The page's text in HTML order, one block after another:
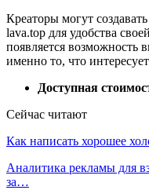
Креаторы могут
lava.top для удобства
появляется возможность
именно то, что
Доступная
Сейчас читают
Как написать хорошее
Аналитика рекламы для
за…